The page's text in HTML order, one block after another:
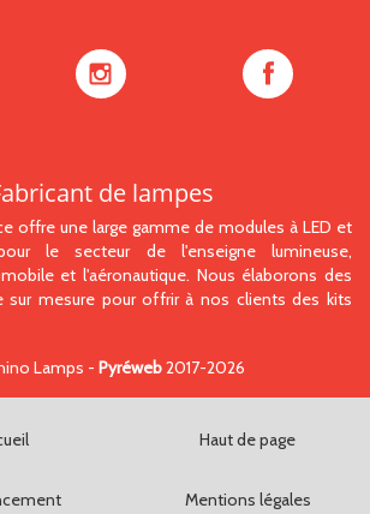
Oshino
Oshino
de lampes
offre une large gamme de modules à LED et
le secteur de l'enseigne lumineuse,
et l'aéronautique. Nous élaborons des
sur mesure pour offrir à nos clients des kits
Lamps - Pyréweb2017-2026
Haut de page
Mentions légales